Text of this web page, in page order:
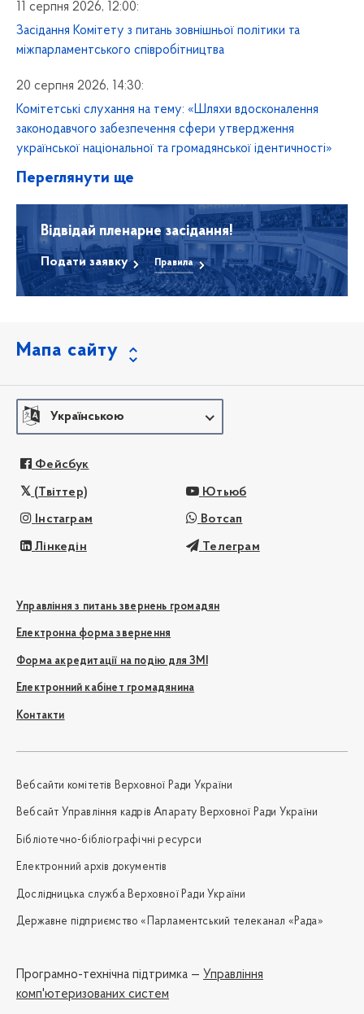
11 серпня 2026, 12:00:
Засідання Комітету з питань зовнішньої політики та
міжпарламентського співробітництва
20 серпня 2026, 14:30:
Комітетські слухання на тему: «Шляхи вдосконалення
законодавчого забезпечення сфери утвердження
української національної та громадянської ідентичності»
Переглянути ще
Відвідай пленарне засідання!
Подати заявку Правила
Мапа сайту
Українською
Фейсбук
(Твіттер) Ютьюб
Інстаграм Вотсап
Лінкедін Телеграм
Управління з питань звернень громадян
Електронна форма звернення
Форма акредитації на подію для ЗМІ
Електронний кабінет громадянина
Контакти
Вебсайти комітетів Верховної Ради України
Вебсайт Управління кадрів Апарату Верховної Ради України
Бібліотечно-бібліографічні ресурси
Електронний архів документів
Дослідницька служба Верховної Ради України
Державне підприємство «Парламентський телеканал «Рада»
Програмно-технічна підтримка — Управління
комп'ютеризованих систем